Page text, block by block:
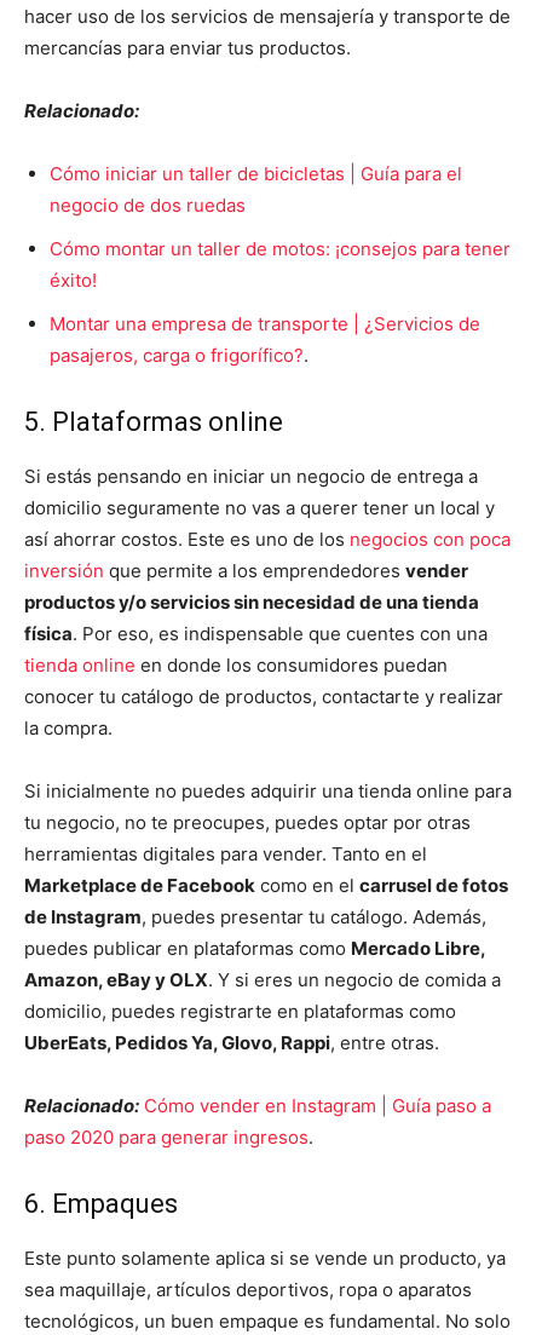
hacer uso de los servicios de mensajería y transporte de
mercancías para enviar tus productos.
Relacionado:
Cómo iniciar un taller de bicicletas | Guía para el
negocio de dos ruedas
Cómo montar un taller de motos: ¡consejos para tener
éxito!
Montar una empresa de transporte | ¿Servicios de
pasajeros, carga o frigorífico?.
5. Plataformas online
Si estás pensando en iniciar un negocio de entrega a
domicilio seguramente no vas a querer tener un local y
así ahorrar costos. Este es uno de los negocios con poca
inversión que permite a los emprendedores vender
productos y/o servicios sin necesidad de una tienda
física. Por eso, es indispensable que cuentes con una
tienda online en donde los consumidores puedan
conocer tu catálogo de productos, contactarte y realizar
la compra.
Si inicialmente no puedes adquirir una tienda online para
tu negocio, no te preocupes, puedes optar por otras
herramientas digitales para vender. Tanto en el
Marketplace de Facebook como en el carrusel de fotos
de Instagram, puedes presentar tu catálogo. Además,
puedes publicar en plataformas como Mercado Libre,
Amazon, eBay y OLX. Y si eres un negocio de comida a
domicilio, puedes registrarte en plataformas como
UberEats, Pedidos Ya, Glovo, Rappi, entre otras.
Relacionado: Cómo vender en Instagram | Guía paso a
paso 2020 para generar ingresos.
6. Empaques
Este punto solamente aplica si se vende un producto, ya
sea maquillaje, artículos deportivos, ropa o aparatos
tecnológicos, un buen empaque es fundamental. No solo